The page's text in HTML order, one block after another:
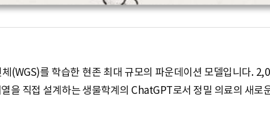
(WGS)를 학습한 현존 최대 규모의 파운데이션 모델입니다.
을 직접 설계하는 생물학계의 ChatGPT로서 정밀 의료의 새로